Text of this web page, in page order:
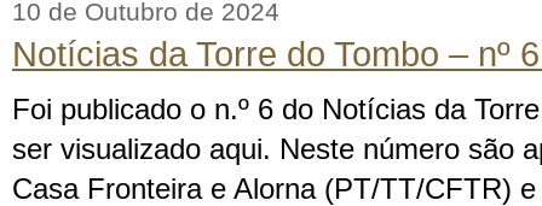
10 de Outubro de 2024
Notícias da Torre do Tombo – nº
Foi publicado o n.º 6 do Notícias da
ser visualizado aqui. Neste número são
Casa Fronteira e Alorna (PT/TT/CFTR)